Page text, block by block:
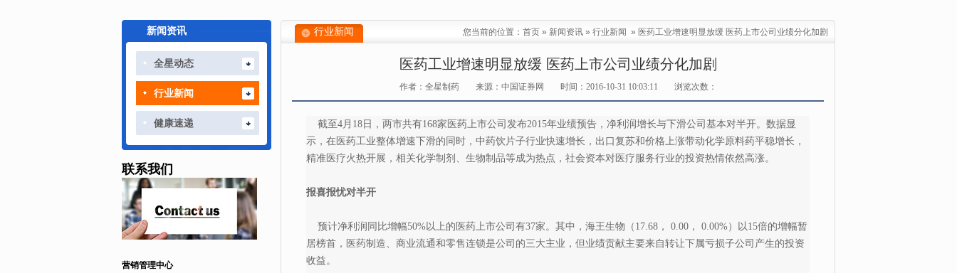
新闻资讯
全星动态
行业新闻
健康速递
联系我们
营销管理中心
行业新闻 您当前的位置： 首页 » 新闻资讯 » 行业新闻 » 医药工业增速明显放缓 医药上市公司业绩分化加剧
医药工业增速明显放缓 医药上市公司业绩分化加剧
作者：全星制药 来源：中国证券网 时间：2016-10-31 10:03:11 浏览次数：
截至4月18日，两市共有168家医药上市公司发布2015年业绩预告，净利润增长与下滑公司基本对半开。数据显
示，在医药工业整体增速下滑的同时，中药饮片子行业快速增长，出口复苏和价格上涨带动化学原料药平稳增长，
精准医疗火热开展，相关化学制剂、生物制品等成为热点，社会资本对医疗服务行业的投资热情依然高涨。
报喜报忧对半开
预计净利润同比增幅50%以上的医药上市公司有37家。其中，海王生物（17.68， 0.00， 0.00%）以15倍的增幅暂
居榜首，医药制造、商业流通和零售连锁是公司的三大主业，但业绩贡献主要来自转让下属亏损子公司产生的投资
收益。